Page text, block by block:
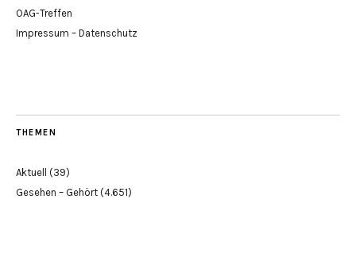
OAG-Treffen
Impressum – Datenschutz
THEMEN
Aktuell (39)
Gesehen – Gehört (4.651)